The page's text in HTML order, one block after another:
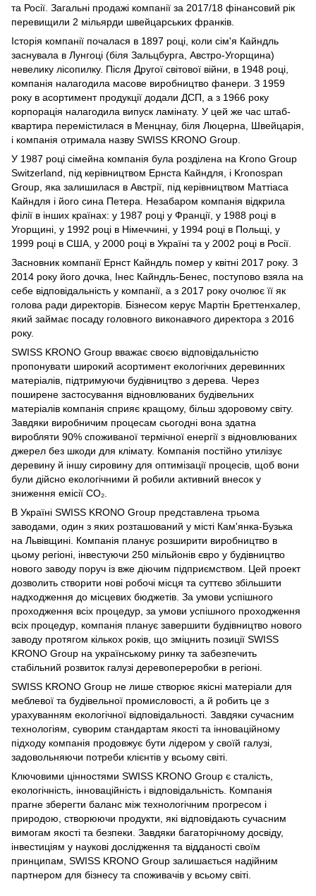
та Росії. Загальні продажі компанії за 2017/18 фінансовий рік
перевищили 2 мільярди швейцарських франків.
Історія компанії почалася в 1897 році, коли сім'я Кайндль
заснувала в Лунгоці (біля Зальцбурга, Австро-Угорщина)
невелику лісопилку. Після Другої світової війни, в 1948 році,
компанія налагодила масове виробництво фанери. З 1959
року в асортимент продукції додали ДСП, а з 1966 року
корпорація налагодила випуск ламінату. У цей же час штаб-
квартира перемістилася в Менцнау, біля Люцерна, Швейцарія,
і компанія отримала назву SWISS KRONO Group.
У 1987 році сімейна компанія була розділена на Krono Group
Switzerland, під керівництвом Ернста Кайндля, і Kronospan
Group, яка залишилася в Австрії, під керівництвом Маттіаса
Кайндля і його сина Петера. Незабаром компанія відкрила
філії в інших країнах: у 1987 році у Франції, у 1988 році в
Угорщині, у 1992 році в Німеччині, у 1994 році в Польщі, у
1999 році в США, у 2000 році в Україні та у 2002 році в Росії.
Засновник компанії Ернст Кайндль помер у квітні 2017 року. З
2014 року його дочка, Інес Кайндль-Бенес, поступово взяла на
себе відповідальність у компанії, а з 2017 року очолює її як
голова ради директорів. Бізнесом керує Мартін Бреттенхалер,
який займає посаду головного виконавчого директора з 2016
року.
SWISS KRONO Group вважає своєю відповідальністю
пропонувати широкий асортимент екологічних деревинних
матеріалів, підтримуючи будівництво з дерева. Через
поширене застосування відновлюваних будівельних
матеріалів компанія сприяє кращому, більш здоровому світу.
Завдяки виробничим процесам сьогодні вона здатна
виробляти 90% споживаної термічної енергії з відновлюваних
джерел без шкоди для клімату. Компанія постійно утилізує
деревину й іншу сировину для оптимізації процесів, щоб вони
були дійсно екологічними й робили активний внесок у
зниження емісії CO₂.
В Україні SWISS KRONO Group представлена трьома
заводами, один з яких розташований у місті Кам'янка-Бузька
на Львівщині. Компанія планує розширити виробництво в
цьому регіоні, інвестуючи 250 мільйонів євро у будівництво
нового заводу поруч із вже діючим підприємством. Цей проект
дозволить створити нові робочі місця та суттєво збільшити
надходження до місцевих бюджетів. За умови успішного
проходження всіх процедур, за умови успішного проходження
всіх процедур, компанія планує завершити будівництво нового
заводу протягом кількох років, що зміцнить позиції SWISS
KRONO Group на українському ринку та забезпечить
стабільний розвиток галузі деревопереробки в регіоні.
SWISS KRONO Group не лише створює якісні матеріали для
меблевої та будівельної промисловості, а й робить це з
урахуванням екологічної відповідальності. Завдяки сучасним
технологіям, суворим стандартам якості та інноваційному
підходу компанія продовжує бути лідером у своїй галузі,
задовольняючи потреби клієнтів у всьому світі.
Ключовими цінностями SWISS KRONO Group є сталість,
екологічність, інноваційність і відповідальність. Компанія
прагне зберегти баланс між технологічним прогресом і
природою, створюючи продукти, які відповідають сучасним
вимогам якості та безпеки. Завдяки багаторічному досвіду,
інвестиціям у наукові дослідження та відданості своїм
принципам, SWISS KRONO Group залишається надійним
партнером для бізнесу та споживачів у всьому світі.